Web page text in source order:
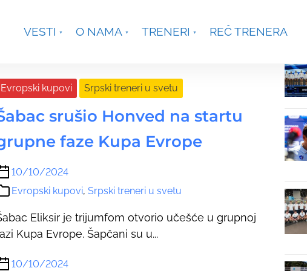
VESTI O NAMA TRENERI REČ TRENERA
Evropski kupovi Srpski treneri u svetu
srušio Honved na startu
faze Kupa Evrope
10/10/2024
Evropski kupovi,Srpski treneri u svetu
Eliksir je trijumfom otvorio učešće u grupnoj
Kupa Evrope. Šapčani su u...
10/10/2024